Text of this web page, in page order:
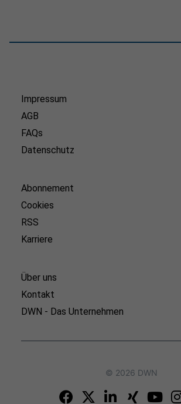
Impressum
AGB
FAQs
Datenschutz
Abonnement
Cookies
RSS
Karriere
Über uns
Kontakt
DWN - Das Unternehmen
© 2026 DWN